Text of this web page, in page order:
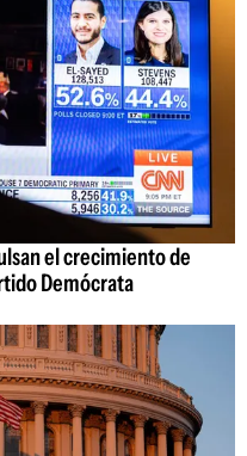
el crecimiento de
Demócrata